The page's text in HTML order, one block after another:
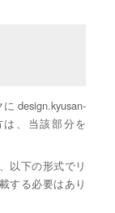
design.kyusan-
、当該部分を
以下の形式でリ
する必要はあり